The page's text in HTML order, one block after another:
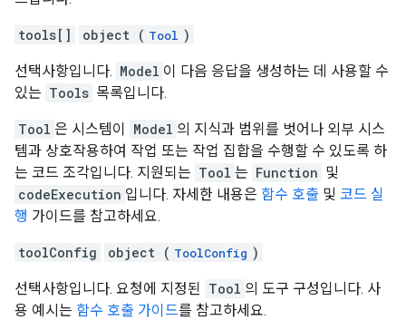
tools[] object ( Tool )
선택사항입니다. Model 이 다음 응답을 생성하는 데 사용할 수
있는 Tools 목록입니다.
Tool 은 시스템이 Model 의 지식과 범위를 벗어나 외부 시스
템과 상호작용하여 작업 또는 작업 집합을 수행할 수 있도록 하
는 코드 조각입니다. 지원되는 Tool 는 Function 및
codeExecution 입니다. 자세한 내용은 함수 호출 및 코드 실
행 가이드를 참고하세요.
toolConfig object ( ToolConfig )
선택사항입니다. 요청에 지정된 Tool 의 도구 구성입니다. 사
용 예시는 함수 호출 가이드를 참고하세요.